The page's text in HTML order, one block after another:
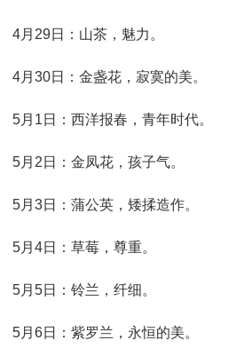
4月29日：山茶，魅力。
4月30日：金盏花，寂寞的美。
5月1日：西洋报春，青年时代。
5月2日：金凤花，孩子气。
5月3日：蒲公英，矮揉造作。
5月4日：草莓，尊重。
5月5日：铃兰，纤细。
5月6日：紫罗兰，永恒的美。